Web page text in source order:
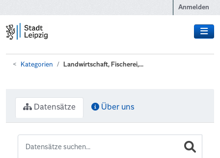
Anmelden
Kategorien Landwirtschaft, Fischerei,...
Datensätze Über uns